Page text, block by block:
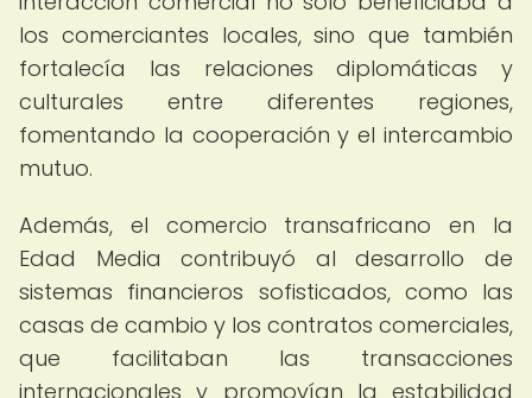
los comerciantes locales, sino que también
fortalecía las relaciones diplomáticas y
culturales entre diferentes regiones,
fomentando la cooperación y el intercambio
mutuo.
Además, el comercio transafricano en la
Edad Media contribuyó al desarrollo de
sistemas financieros sofisticados, como las
casas de cambio y los contratos comerciales,
que facilitaban las transacciones
internacionales y promovían la estabilidad